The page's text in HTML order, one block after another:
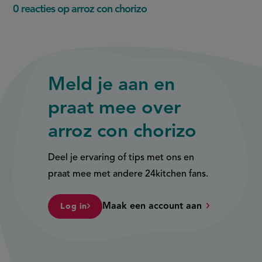
0 reacties op arroz con chorizo
Meld je aan en
praat mee over
arroz con chorizo
Deel je ervaring of tips met ons en
praat mee met andere 24kitchen fans.
Log in Maak een account aan